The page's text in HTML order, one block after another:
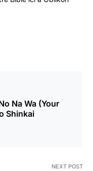
Na Wa (Your
Shinkai
NEXT POST